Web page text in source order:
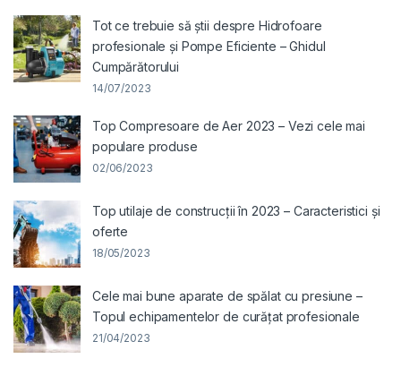
Tot ce trebuie să știi despre Hidrofoare
profesionale și Pompe Eficiente – Ghidul
Cumpărătorului
14/07/2023
Top Compresoare de Aer 2023 – Vezi cele mai
populare produse
02/06/2023
Top utilaje de construcții în 2023 – Caracteristici și
oferte
18/05/2023
Cele mai bune aparate de spălat cu presiune –
Topul echipamentelor de curățat profesionale
21/04/2023